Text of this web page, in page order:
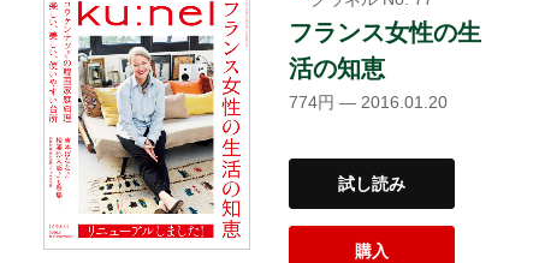
フランス女性の生
活の知恵
774円 — 2016.01.20
試し読み
購入